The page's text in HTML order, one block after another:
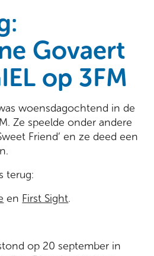
Govaert
op 3FM
woensdagochtend in de
Ze speelde onder andere
Friend’ en ze deed een
terug:
en First Sight.
op 20 september in